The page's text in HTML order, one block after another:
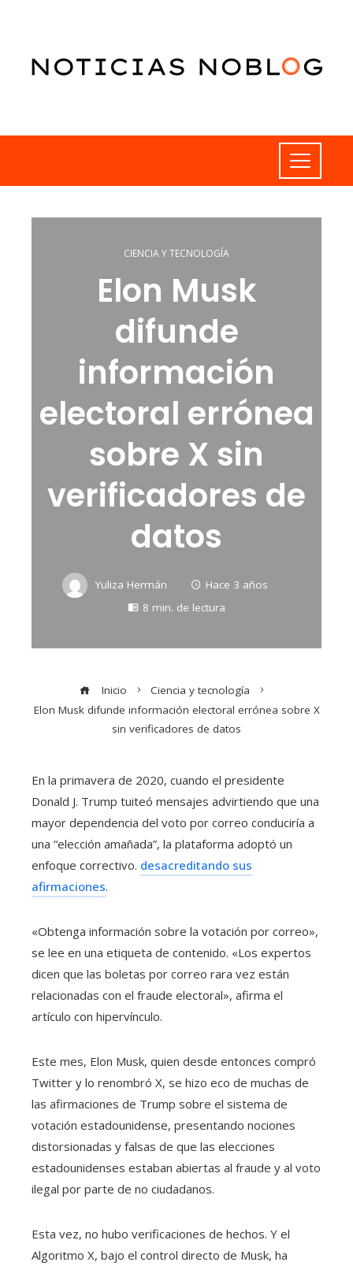
CIENCIA Y TECNOLOGÍA
Elon Musk
difunde
información
electoral errónea
sobre X sin
verificadores de
datos
Yuliza Hermán
Hace 3 años
8 min. de lectura
Inicio
Ciencia y tecnología
Elon Musk difunde información electoral errónea sobre X
sin verificadores de datos
En la primavera de 2020, cuando el presidente
Donald J. Trump tuiteó mensajes advirtiendo que una
mayor dependencia del voto por correo conduciría a
una “elección amañada”, la plataforma adoptó un
enfoque correctivo. desacreditando sus
afirmaciones.
«Obtenga información sobre la votación por correo»,
se lee en una etiqueta de contenido. «Los expertos
dicen que las boletas por correo rara vez están
relacionadas con el fraude electoral», afirma el
artículo con hipervínculo.
Este mes, Elon Musk, quien desde entonces compró
Twitter y lo renombró X, se hizo eco de muchas de
las afirmaciones de Trump sobre el sistema de
votación estadounidense, presentando nociones
distorsionadas y falsas de que las elecciones
estadounidenses estaban abiertas al fraude y al voto
ilegal por parte de no ciudadanos.
Esta vez, no hubo verificaciones de hechos. Y el
Algoritmo X, bajo el control directo de Musk, ha